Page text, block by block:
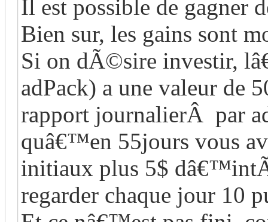
Il est possible de gagner
Bien sur, les gains sont
Si on dÃ©sire investir,
adPack) a une valeur de
rapport journalierÂ par
quâ€™en 55jours vous
initiaux plus 5$
regarder chaque jour 10